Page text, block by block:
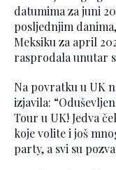
datumima za juni
posljednjim
Meksiku za april
rasprodala unutar
Na povratku u UK
izjavila:
Tour u UK! Jedva
koje volite i još
party, a svi su